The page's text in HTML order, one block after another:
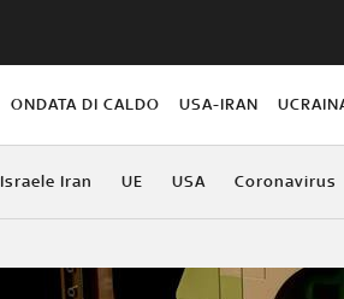
ONDATA DI CALDO USA-IRAN
Israele Iran UE USA Coronavirus